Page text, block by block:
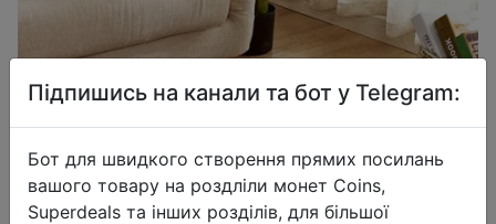
Підпишись на канали та бот у Telegram:
Бот для швидкого створення прямих посилань
вашого товару на роздліли монет Coins,
Superdeals та інших розділів, для більшої